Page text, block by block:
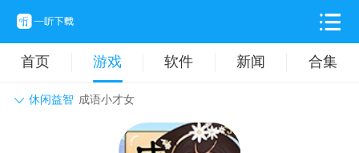
首页 游戏 软件 新闻 合集
休闲益智 成语小才女
动作格斗 休闲益智